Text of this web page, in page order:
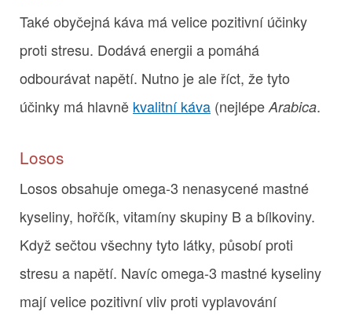
Také obyčejná káva má velice pozitivní účinky
proti stresu. Dodává energii a pomáhá
odbourávat napětí. Nutno je ale říct, že tyto
účinky má hlavně kvalitní káva (nejlépe Arabica.
Losos
Losos obsahuje omega-3 nenasycené mastné
kyseliny, hořčík, vitamíny skupiny B a bílkoviny.
Když sečtou všechny tyto látky, působí proti
stresu a napětí. Navíc omega-3 mastné kyseliny
mají velice pozitivní vliv proti vyplavování